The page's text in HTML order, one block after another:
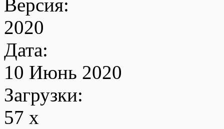
Версия:
2020
Дата:
10 Июнь 2020
Загрузки:
57 x